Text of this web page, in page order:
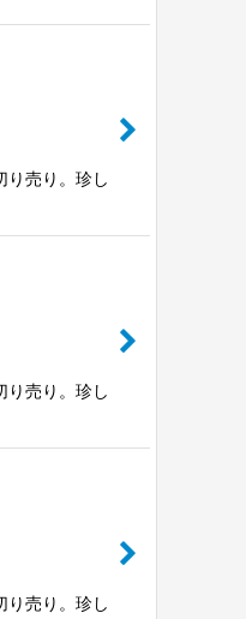
り売り。珍し
り売り。珍し
り売り。珍し